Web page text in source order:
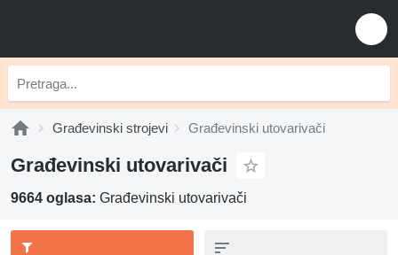
Građevinski strojevi Građevinski utovarivači
Građevinski utovarivači
9664 oglasa: Građevinski utovarivači